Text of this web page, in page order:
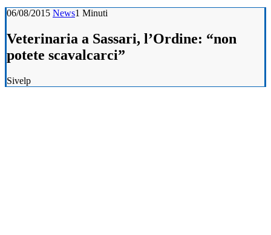
06/08/2015 News1 Minuti
Veterinaria a Sassari, l’Ordine: “non
potete scavalcarci”
Sivelp